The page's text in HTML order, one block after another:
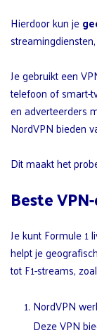
Hierdoor kun je
Je gebruikt een
telefoon of smart-
en adverteerders
NordVPN bieden
Dit maakt het
Beste
Je kunt Formule 1
helpt je
tot F1-streams,
NordVPN
Deze VPN